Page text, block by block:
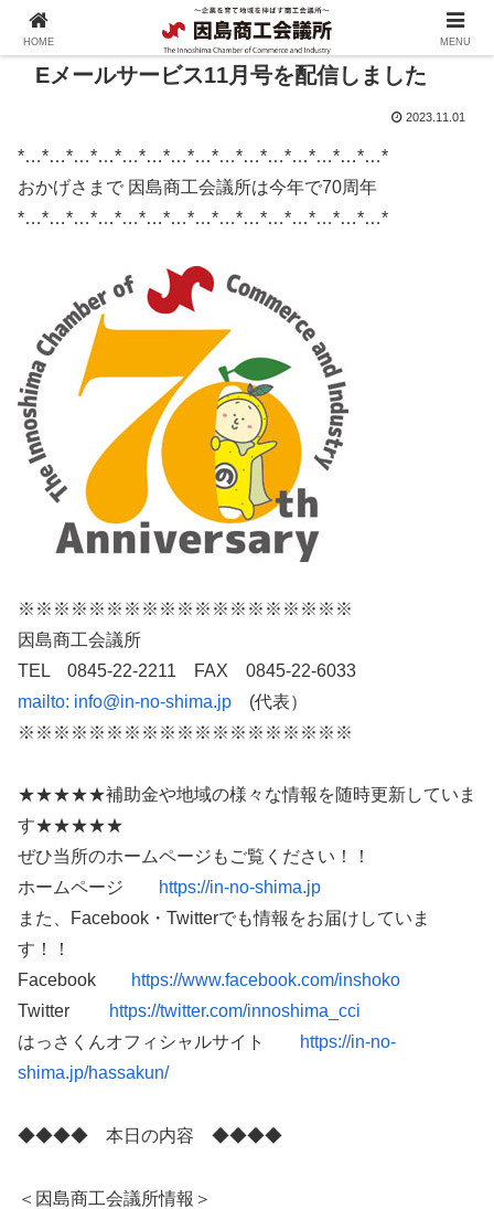
Eメールサービス11月号を配信しました
2023.11.01
*…*…*…*…*…*…*…*…*…*…*…*…*…*…*…*
おかげさまで 因島商工会議所は今年で70周年
*…*…*…*…*…*…*…*…*…*…*…*…*…*…*…*
※※※※※※※※※※※※※※※※※※※
因島商工会議所
TEL 0845-22-2211 FAX 0845-22-6033
mailto: info@in-no-shima.jp (代表）
※※※※※※※※※※※※※※※※※※※
★★★★★補助金や地域の様々な情報を随時更新していま
す★★★★★
ぜひ当所のホームページもご覧ください！！
ホームページ
https://in-no-shima.jp
また、Facebook・Twitterでも情報をお届けしていま
す！！
Facebook
https://www.facebook.com/inshoko
Twitter
https://twitter.com/innoshima_cci
はっさくんオフィシャルサイト
https://in-no-
shima.jp/hassakun/
◆◆◆◆ 本日の内容 ◆◆◆◆
＜因島商工会議所情報＞
HOME MENU